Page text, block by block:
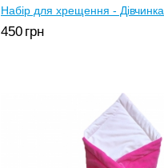
Набір для хрещення - Дівчинка
450 грн